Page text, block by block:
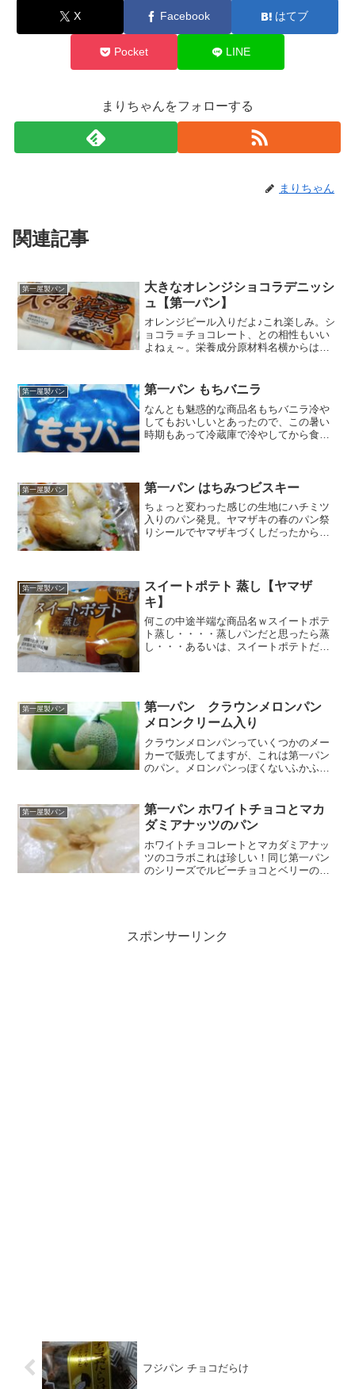
X Facebook はてブ
Pocket LINE
まりちゃんをフォローする
まりちゃん
関連記事
第一屋製パン
大きなオレンジショコラデニッシ
ュ【第一パン】
オレンジピール入りだよ♪これ楽しみ。シ
ョコラ＝チョコレート、との相性もいい
よねぇ～。栄養成分原材料名横からはみ
ん。(>_<)でも、オレンジの爽やかな香り
がほのかにするの...
第一屋製パン 第一パン もちバニラ
なんとも魅惑的な商品名もちバニラ冷や
してもおいしいとあったので、この暑い
時期もあって冷蔵庫で冷やしてから食べ
ームあんみつとかに乗っか...
第一屋製パン 第一パン はちみつビスキー
ちょっと変わった感じの生地にハチミツ
入りのパン発見。ヤマザキの春のパン祭
りシールでヤマザキづくしだったから他
ングしました。」読んだだ...
第一屋製パン
スイートポテト 蒸し【ヤマザ
キ】
何この中途半端な商品名ｗスイートポテ
ト蒸し・・・・蒸しパンだと思ったら蒸
し・・・あるいは、スイートポテトだけ
今回は冷やしません...
第一屋製パン
第一パン クラウンメロンパン
メロンクリーム入り
クラウンメロンパンっていくつかのメー
カーで販売してますが、これは第一パン
のパン。メロンパンっぽくないふかふか
の見た目、コミックの彼岸島で出てきた
鬼に似てるなぁｗちなみに...
第一屋製パン
第一パン ホワイトチョコとマカ
ダミアナッツのパン
ホワイトチョコレートとマカダミアナッ
ツのコラボこれは珍しい！同じ第一パン
のシリーズでルビーチョコとベリーのパ
スポンサーリンク
フジパン チョコだらけ